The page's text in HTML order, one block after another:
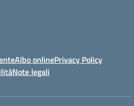
Albo onlinePrivacy Policy
Note legali